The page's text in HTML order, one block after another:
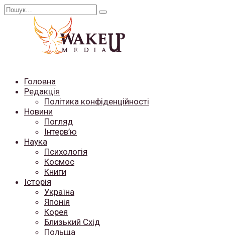
Перейти
Search
Головна
Редакція
Політика конфіденційності
Новини
Погляд
Інтерв’ю
Наука
Психологія
Космос
Книги
Історія
Україна
Японія
Корея
Близький Схід
Польща